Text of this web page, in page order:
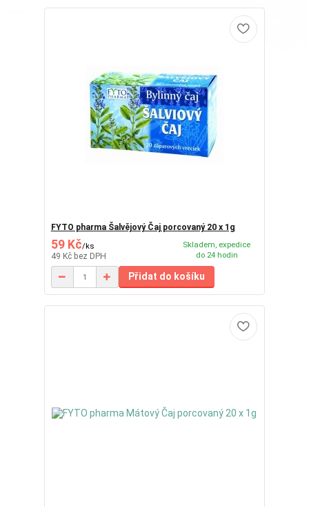
FYTO pharma Šalvějový Čaj porcovaný 20 x 1g
59 Kč/ks
49 Kč bez DPH
Skladem, expedice
do 24 hodin
Přidat do košíku